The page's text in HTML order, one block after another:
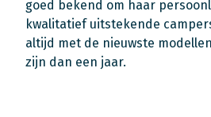
goed bekend om haar
kwalitatief uitstekende
altijd met de nieuwste
zijn dan een jaar.